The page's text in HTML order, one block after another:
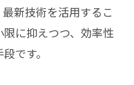
新技術を活用するこ
に抑えつつ、効率性
です。